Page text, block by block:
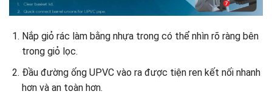
Nắp giỏ rác làm bằng nhựa trong có thể nhìn rõ ràng bên
trong giỏ lọc.
Đầu đường ống UPVC vào ra được tiện ren kết nối nhanh
hơn và an toàn hơn.